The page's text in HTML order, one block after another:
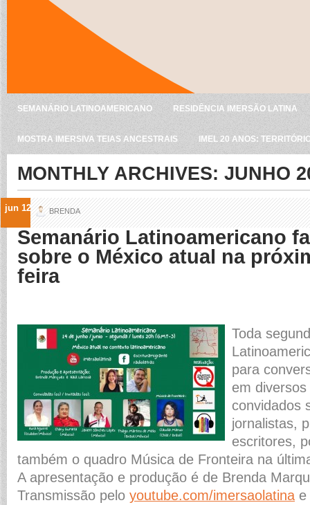
SEMANÁRIO LATINOAMERICANO RESIDÊNCIA IMERSÃO LATINA
MOSTRA IMERSIVA TEIAS ANCESTRAIS IMEL 20 ANOS:
MONTHLY ARCHIVES: JUNHO
jun 12 BRENDA
Semanário Latinoamericano
sobre o México atual na
feira
Toda
para
em
convidados
jornalistas,
escritores,
também o quadro Música de Fronteira na
A apresentação e produção é de Brenda
Transmissão pelo youtube.com/imersaolatina e